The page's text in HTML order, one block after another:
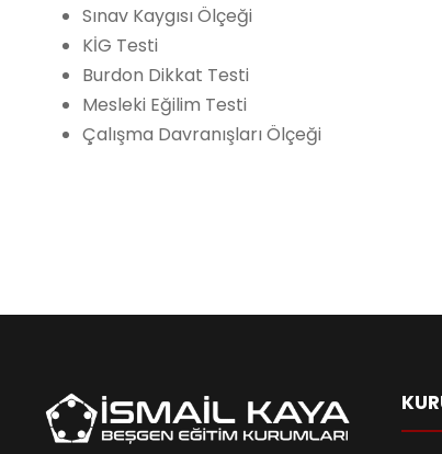
Sınav Kaygısı Ölçeği
KİG Testi
Burdon Dikkat Testi
Mesleki Eğilim Testi
Çalışma Davranışları Ölçeği